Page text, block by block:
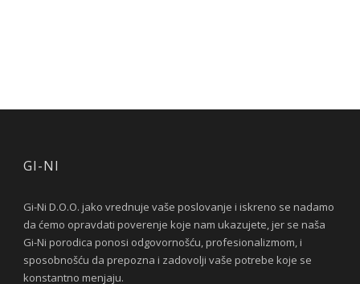
GI-NI
Gi-Ni D.O.O. jako vrednuje vaše poslovanje i iskreno se nadamo
da ćemo opravdati poverenje koje nam ukazujete, jer se naša
Gi-Ni porodica ponosi odgovornošću, profesionalizmom, i
sposobnošću da prepozna i zadovolji vaše potrebe koje se
konstantno menjaju.